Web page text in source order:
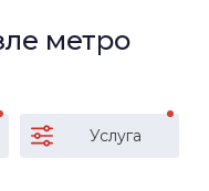
метро
Услуга